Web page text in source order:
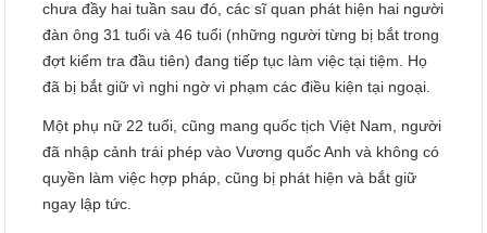
chưa đầy hai tuần sau đó, các sĩ quan phát hiện hai người
đàn ông 31 tuổi và 46 tuổi (những người từng bị bắt trong
đợt kiểm tra đầu tiên) đang tiếp tục làm việc tại tiệm. Họ
đã bị bắt giữ vì nghi ngờ vi phạm các điều kiện tại ngoại.
Một phụ nữ 22 tuổi, cũng mang quốc tịch Việt Nam, người
đã nhập cảnh trái phép vào Vương quốc Anh và không có
quyền làm việc hợp pháp, cũng bị phát hiện và bắt giữ
ngay lập tức.